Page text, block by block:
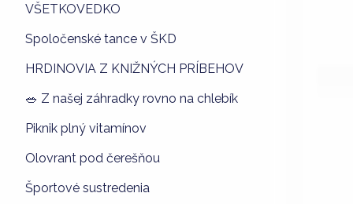
VŠETKOVEDKO
Spoločenské tance v ŠKD
HRDINOVIA Z KNIŽNÝCH PRÍBEHOV
🥗 Z našej záhradky rovno na chlebík
Piknik plný vitamínov
Olovrant pod čerešňou
Športové sustredenia